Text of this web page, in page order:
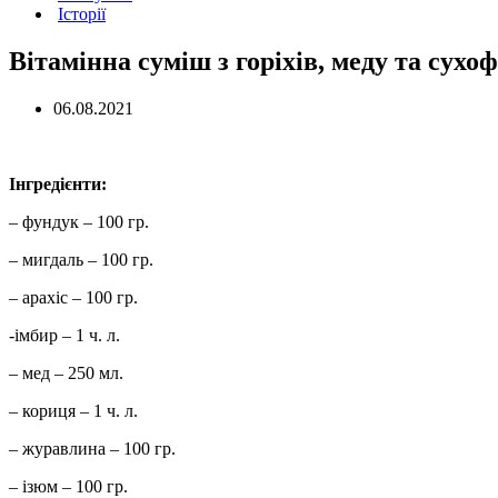
Історії
Вітамінна суміш з горіхів, меду та
06.08.2021
Інгредієнти:
– фундук – 100 гр.
– мигдаль – 100 гр.
– арахіс – 100 гр.
-імбир – 1 ч. л.
– мед – 250 мл.
– кориця – 1 ч. л.
– журавлина – 100 гр.
– ізюм – 100 гр.